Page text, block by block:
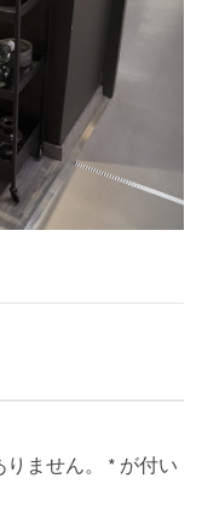
ません。 * が付い